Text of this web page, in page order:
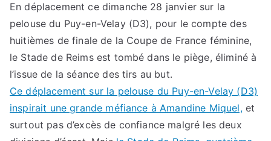
En déplacement ce dimanche 28 janvier sur la
pelouse du Puy-en-Velay (D3), pour le compte des
huitièmes de finale de la Coupe de France féminine,
le Stade de Reims est tombé dans le piège, éliminé à
l’issue de la séance des tirs au but.
Ce déplacement sur la pelouse du Puy-en-Velay (D3)
inspirait une grande méfiance à Amandine Miquel,et
surtout pas d’excès de confiance malgré les deux